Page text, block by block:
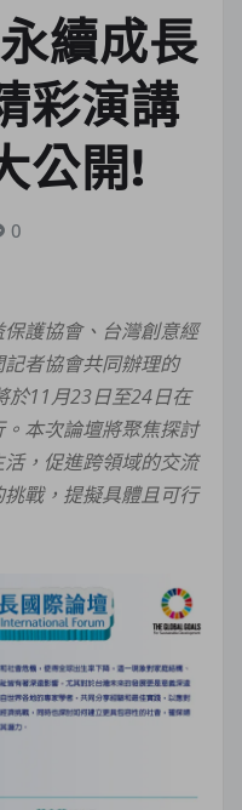
續成長
彩演講
公開!
0
護協會、台灣創意經
者協會共同辦理的
於11月23日至24日在
本次論壇將聚焦探討
，促進跨領域的交流
戰，提擬具體且可行